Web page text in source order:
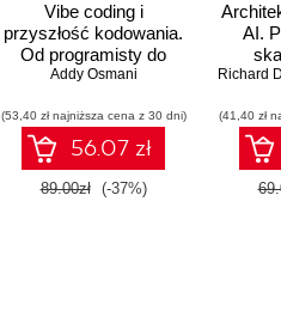
Vibe coding i
przyszłość kodowania.
Od programisty do
dewelopera ery AI
Addy Osmani
(53,40 zł najniższa cena z 30 dni)
56.07 zł
89.00zł (-37%)
AI.
Richard
(41,40 zł